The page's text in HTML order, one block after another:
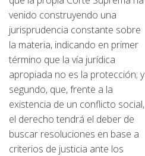
venido construyendo una
jurisprudencia constante sobre
la materia, indicando en primer
término que la vía jurídica
apropiada no es la protección; y
segundo, que, frente a la
existencia de un conflicto social,
el derecho tendrá el deber de
buscar resoluciones en base a
criterios de justicia ante los